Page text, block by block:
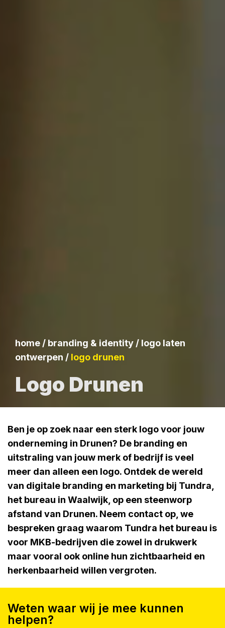
home / branding & identity / logo laten
ontwerpen / logo drunen
Logo Drunen
Ben je op zoek naar een sterk logo voor jouw
onderneming in Drunen? De branding en
uitstraling van jouw merk of bedrijf is veel
meer dan alleen een logo. Ontdek de wereld
van digitale branding en marketing bij Tundra,
het bureau in Waalwijk, op een steenworp
afstand van Drunen. Neem contact op, we
bespreken graag waarom Tundra het bureau is
voor MKB-bedrijven die zowel in drukwerk
maar vooral ook online hun zichtbaarheid en
herkenbaarheid willen vergroten.
Weten waar wij je mee kunnen
helpen?